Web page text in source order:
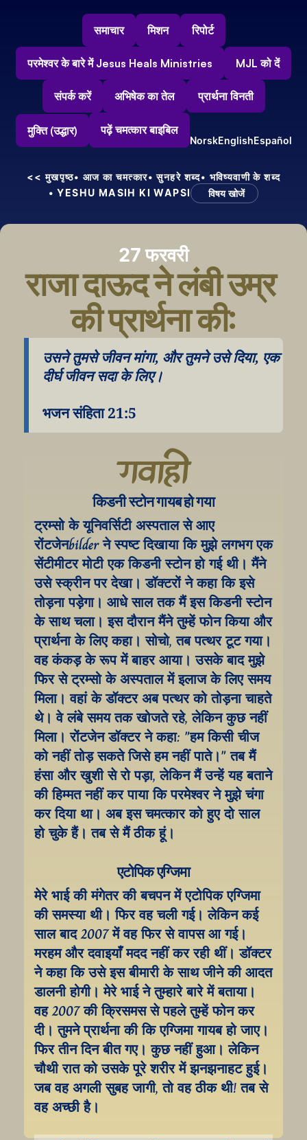
समाचार मिशन रिपोर्ट
परमेश्वर के बारे में Jesus Heals Ministries MJL को दें
संपर्क करें अभिषेक का तेल प्रार्थना विनती
मुक्ति (उद्धार) पढ़ें चमत्कार बाइबिल
NorskEnglishEspañol
<< मुखपृष्ठ• आज का चमत्कार• सुनहरे शब्द• भविष्यवाणी के शब्द
• YESHU MASIH KI WAPSI
विषय खोजें
27 फरवरी
राजा दाऊद ने लंबी उम्र
की प्रार्थना की:
उसने तुमसे जीवन मांगा, और तुमने उसे दिया, एक
दीर्घ जीवन सदा के लिए।
भजन संहिता 21:5
गवाही
किडनी स्टोन गायब हो गया
ट्रम्सो के यूनिवर्सिटी अस्पताल से आए
रोंटजेनbilder ने स्पष्ट दिखाया कि मुझे लगभग एक
सेंटीमीटर मोटी एक किडनी स्टोन हो गई थी। मैंने
उसे स्क्रीन पर देखा। डॉक्टरों ने कहा कि इसे
तोड़ना पड़ेगा। आधे साल तक मैं इस किडनी स्टोन
के साथ चला। इस दौरान मैंने तुम्हें फोन किया और
प्रार्थना के लिए कहा। सोचो, तब पत्थर टूट गया।
वह कंकड़ के रूप में बाहर आया। उसके बाद मुझे
फिर से ट्रम्सो के अस्पताल में इलाज के लिए समय
मिला। वहां के डॉक्टर अब पत्थर को तोड़ना चाहते
थे। वे लंबे समय तक खोजते रहे, लेकिन कुछ नहीं
मिला। रोंटजेन डॉक्टर ने कहा: "हम किसी चीज
को नहीं तोड़ सकते जिसे हम नहीं पाते।" तब मैं
हंसा और खुशी से रो पड़ा, लेकिन मैं उन्हें यह बताने
की हिम्मत नहीं कर पाया कि परमेश्वर ने मुझे चंगा
कर दिया था। अब इस चमत्कार को हुए दो साल
हो चुके हैं। तब से मैं ठीक हूं।
एटोपिक एग्जिमा
मेरे भाई की मंगेतर की बचपन में एटोपिक एग्जिमा
की समस्या थी। फिर वह चली गई। लेकिन कई
साल बाद 2007 में वह फिर से वापस आ गई।
मरहम और दवाइयाँ मदद नहीं कर रही थीं। डॉक्टर
ने कहा कि उसे इस बीमारी के साथ जीने की आदत
डालनी होगी। मेरे भाई ने तुम्हारे बारे में बताया।
वह 2007 की क्रिसमस से पहले तुम्हें फोन कर
दी। तुमने प्रार्थना की कि एग्जिमा गायब हो जाए।
फिर तीन दिन बीत गए। कुछ नहीं हुआ। लेकिन
चौथी रात को उसके पूरे शरीर में झनझनाहट हुई।
जब वह अगली सुबह जागी, तो वह ठीक थी! तब से
वह अच्छी है।